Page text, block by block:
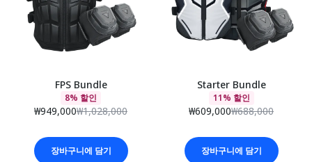
FPS Bundle
8% 할인
₩949,000₩1,028,000
장바구니에 담기
Starter Bundle
11% 할인
₩609,000₩688,000
장바구니에 담기